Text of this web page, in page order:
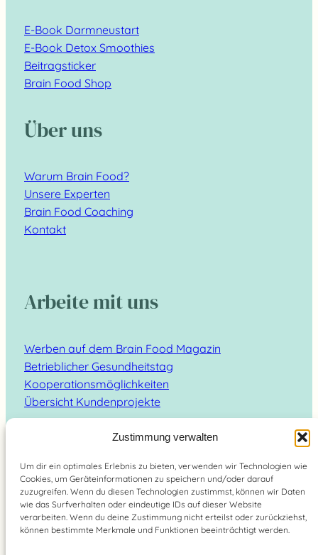
Zustimmung verwalten
Um dir ein optimales Erlebnis zu bieten, verwenden wir Technologien wie
Cookies, um Geräteinformationen zu speichern und/oder darauf
zuzugreifen. Wenn du diesen Technologien zustimmst, können wir Daten
wie das Surfverhalten oder eindeutige IDs auf dieser Website
verarbeiten. Wenn du deine Zustimmung nicht erteilst oder zurückziehst,
können bestimmte Merkmale und Funktionen beeinträchtigt werden.
E-Book Darmneustart
E-Book Detox Smoothies
Beitragsticker
Brain Food Shop
Über uns
Warum Brain Food?
Unsere Experten
Brain Food Coaching
Kontakt
Arbeite mit uns
Werben auf dem Brain Food Magazin
Betrieblicher Gesundheitstag
Kooperationsmöglichkeiten
Übersicht Kundenprojekte
Suchen